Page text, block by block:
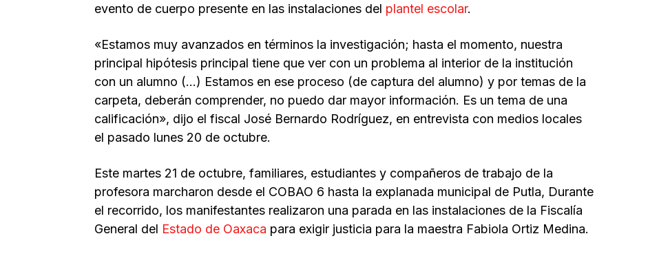
evento de cuerpo presente en las instalaciones del plantel escolar.
«Estamos muy avanzados en términos la investigación; hasta el momento, nuestra
principal hipótesis principal tiene que ver con un problema al interior de la institución
con un alumno (…) Estamos en ese proceso (de captura del alumno) y por temas de la
carpeta, deberán comprender, no puedo dar mayor información. Es un tema de una
calificación», dijo el fiscal José Bernardo Rodríguez, en entrevista con medios locales
el pasado lunes 20 de octubre.
Este martes 21 de octubre, familiares, estudiantes y compañeros de trabajo de la
profesora marcharon desde el COBAO 6 hasta la explanada municipal de Putla, Durante
el recorrido, los manifestantes realizaron una parada en las instalaciones de la Fiscalía
General del Estado de Oaxaca para exigir justicia para la maestra Fabiola Ortiz Medina.